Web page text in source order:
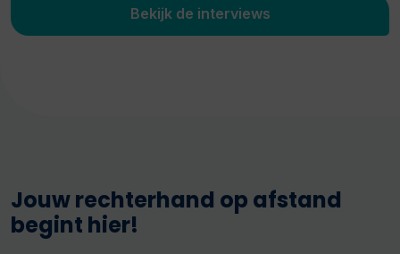
Bekijk de interviews
Jouw rechterhand op afstand
begint hier!